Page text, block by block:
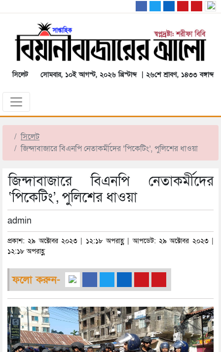
সিলেট সোমবার, ১০ই আগস্ট, ২০২৬ খ্রিস্টাব্দ | ২৬শে শ্রাবণ, ১৪৩৩ বঙ্গাব্দ
সিলেট
জিন্দাবাজারে বিএনপি নেতাকর্মীদের ‘পিকেটিং’, পুলিশের ধাওয়া
জিন্দাবাজারে বিএনপি নেতাকর্মীদের
‘পিকেটিং’, পুলিশের ধাওয়া
admin
প্রকাশ: ২৯ অক্টোবর ২০২৩ | ১২:১৮ অপরাহ্ণ | আপডেট: ২৯ অক্টোবর ২০২৩ |
১২:১৮ অপরাহ্ণ
ফলো করুন-